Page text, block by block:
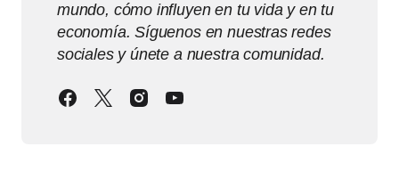
mundo, cómo influyen en tu vida y en tu
economía. Síguenos en nuestras redes
sociales y únete a nuestra comunidad.